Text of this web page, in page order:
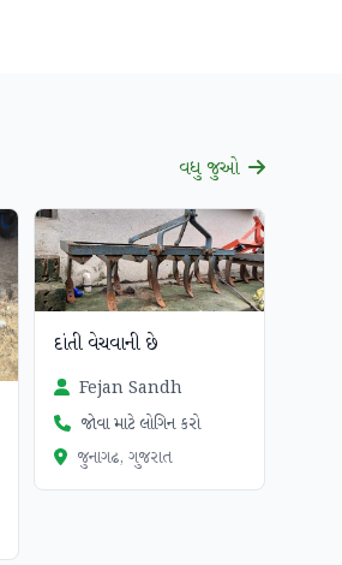
વધુ જુઓ
દાંતી વેચવાની છે
Fejan Sandh
જોવા માટે લોગિન કરો
જુનાગઢ, ગુજરાત